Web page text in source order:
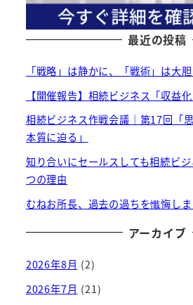
最近の投稿
「戦略」は静かに、「戦術」は大
【開催報告】相続ビジネス「収益
相続ビジネス作戦会議｜第17回「
本質に迫る」
知り合いにセールスしても相続ビ
つの理由
むねお所長、過去の過ちを懺悔し
アーカイブ
2026年8月 (2)
2026年7月 (21)